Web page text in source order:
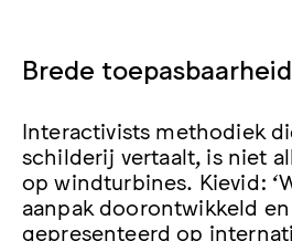
Brede toepasbaarheid
Interactivists methodiek
schilderij vertaalt, is niet
op windturbines. Kievid:
aanpak doorontwikkeld
gepresenteerd op